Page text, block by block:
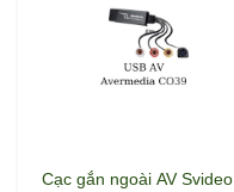
Cạc gắn ngoài AV Svideo